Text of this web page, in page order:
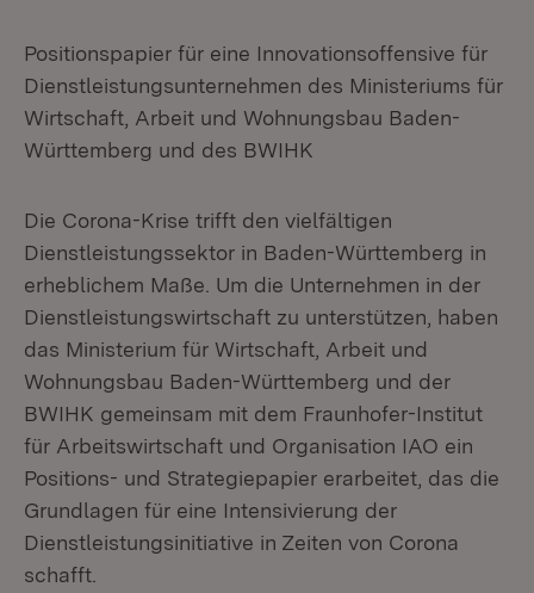
Positionspapier für eine Innovationsoffensive für
Dienstleistungsunternehmen des Ministeriums für
Wirtschaft, Arbeit und Wohnungsbau Baden-
Württemberg und des BWIHK
Die Corona-Krise trifft den vielfältigen
Dienstleistungssektor in Baden-Württemberg in
erheblichem Maße. Um die Unternehmen in der
Dienstleistungswirtschaft zu unterstützen, haben
das Ministerium für Wirtschaft, Arbeit und
Wohnungsbau Baden-Württemberg und der
BWIHK gemeinsam mit dem Fraunhofer-Institut
für Arbeitswirtschaft und Organisation IAO ein
Positions- und Strategiepapier erarbeitet, das die
Grundlagen für eine Intensivierung der
Dienstleistungsinitiative in Zeiten von Corona
schafft.